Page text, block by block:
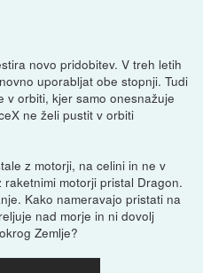
novo pridobitev. V treh letih
uporabljat obe stopnji. Tudi
v orbiti, kjer samo onesnažuje
ne želi pustit v orbiti
z motorji, na celini in ne v
motorji pristal Dragon.
Kako nameravajo pristati na
nad morje in ni dovolj
Zemlje?